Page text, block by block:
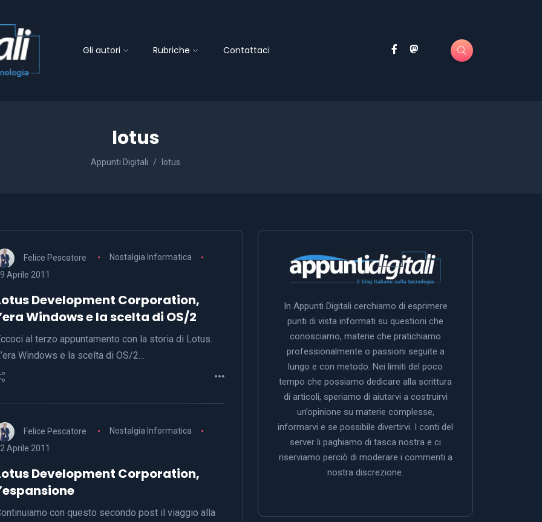
Gli autori Rubriche Contattaci
lotus
Appunti Digitali lotus
Felice Pescatore
Nostalgia Informatica
Aprile 2011
Development Corporation,
Windows e la scelta di OS/2
al terzo appuntamento con la storia di Lotus.
Windows e la scelta di OS/2…
Felice Pescatore
Nostalgia Informatica
Aprile 2011
Development Corporation,
con questo secondo post il viaggio alla
In Appunti Digitali cerchiamo di esprimere
punti di vista informati su questioni che
conosciamo, materie che pratichiamo
professionalmente o passioni seguite a
lungo e con metodo. Nei limiti del poco
tempo che possiamo dedicare alla scrittura
di articoli, speriamo di aiutarvi a costruirvi
un’opinione su materie complesse,
informarvi e se possibile divertirvi. I conti del
server li paghiamo di tasca nostra e ci
riserviamo perciò di moderare i commenti a
nostra discrezione.